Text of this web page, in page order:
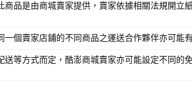
商品是由商城賣家提供，賣家依據相關法規開
一個賣家店鋪的不同商品之運送合作夥伴亦可能
送等方式而定，酷澎商城賣家亦可能設定不同的